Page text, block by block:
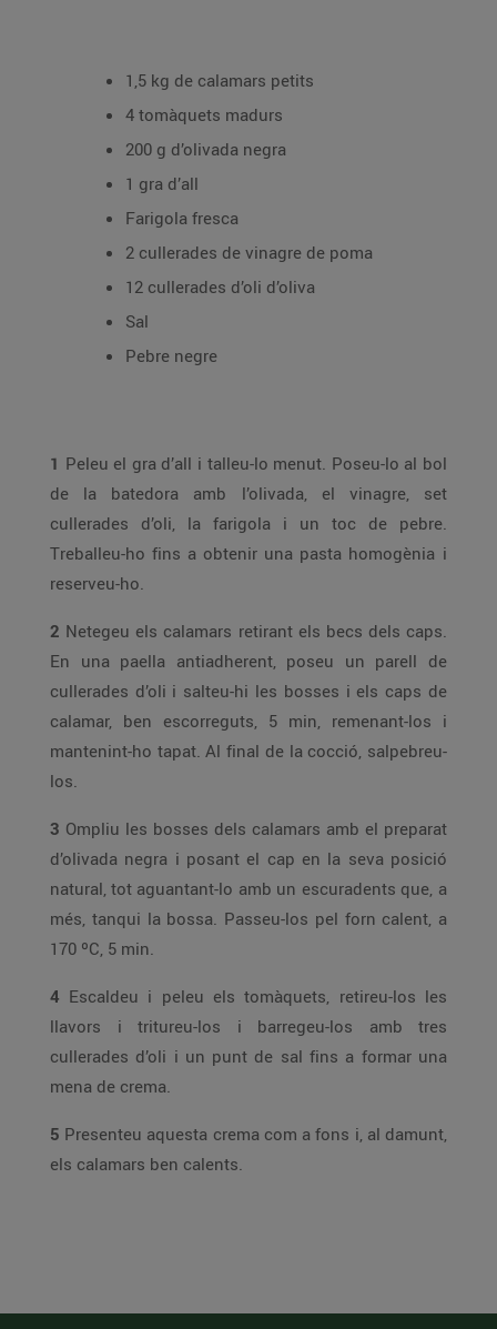
1,5 kg de calamars petits
4 tomàquets madurs
200 g d’olivada negra
1 gra d’all
Farigola fresca
2 cullerades de vinagre de poma
12 cullerades d’oli d’oliva
Sal
Pebre negre
1 Peleu el gra d’all i talleu-lo menut. Poseu-lo al bol
de la batedora amb l’olivada, el vinagre, set
cullerades d’oli, la farigola i un toc de pebre.
Treballeu-ho fins a obtenir una pasta homogènia i
reserveu-ho.
2 Netegeu els calamars retirant els becs dels caps.
En una paella antiadherent, poseu un parell de
cullerades d’oli i salteu-hi les bosses i els caps de
calamar, ben escorreguts, 5 min, remenant-los i
mantenint-ho tapat. Al final de la cocció, salpebreu-
los.
3 Ompliu les bosses dels calamars amb el preparat
d’olivada negra i posant el cap en la seva posició
natural, tot aguantant-lo amb un escuradents que, a
més, tanqui la bossa. Passeu-los pel forn calent, a
170 ºC, 5 min.
4 Escaldeu i peleu els tomàquets, retireu-los les
llavors i tritureu-los i barregeu-los amb tres
cullerades d’oli i un punt de sal fins a formar una
mena de crema.
5 Presenteu aquesta crema com a fons i, al damunt,
els calamars ben calents.